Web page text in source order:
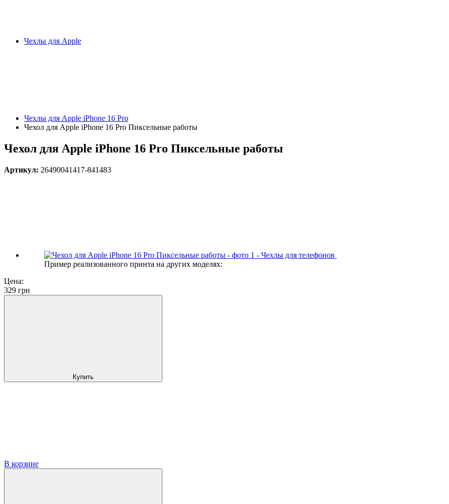
Чехлы для Apple
Чехлы для Apple iPhone 16 Pro
Чехол для Apple iPhone 16 Pro Пиксельные работы
Чехол для Apple iPhone 16 Pro Пиксельные работы
Артикул: 26490041417-841483
Пример реализованного принта на других моделях:
Цена:
329 грн
Купить
В корзине